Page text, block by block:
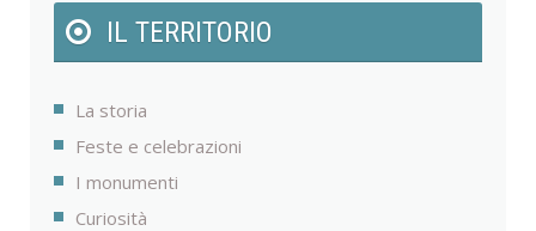
IL TERRITORIO
La storia
Feste e celebrazioni
I monumenti
Curiosità